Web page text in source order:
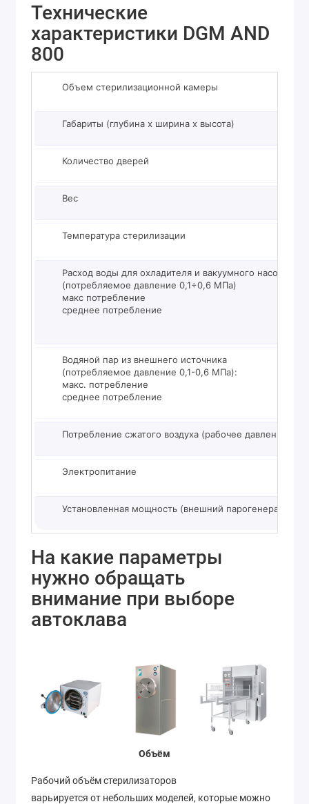
Технические
характеристики DGM AND
800
Объем стерилизационной камеры
Габариты (глубина x ширина x высота)
Количество дверей
Вес
Температура стерилизации
Расход воды для охладителя и вакуумного насоса
(потребляемое давление 0,1÷0,6 MПa)
макс потребление
среднее потребление
Водяной пар из внешнего источника
(потребляемое давление 0,1-0,6 MПa):
макс. потребление
среднее потребление
Потребление сжатого воздуха (рабочее давление
Электропитание
Установленная мощность (внешний парогенератор)
На какие параметры
нужно обращать
внимание при выборе
автоклава
Объём
Рабочий объём стерилизаторов
варьируется от небольших моделей, которые можно